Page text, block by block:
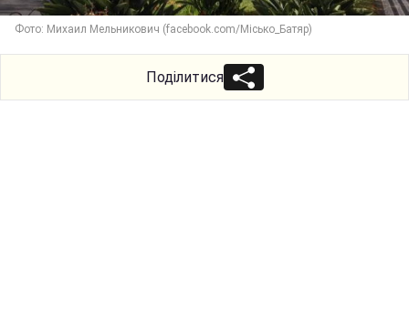
Фото: Михаил Мельникович (facebook.com/Місько_Батяр)
Поділитися